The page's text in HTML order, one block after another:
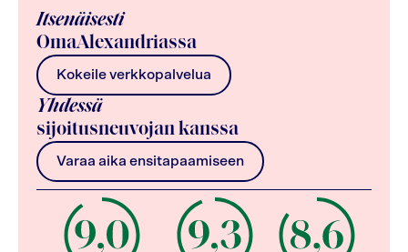
Itsenäisesti
OmaAlexandriassa
Kokeile verkkopalvelua
Yhdessä
sijoitusneuvojan kanssa
Varaa aika ensitapaamiseen